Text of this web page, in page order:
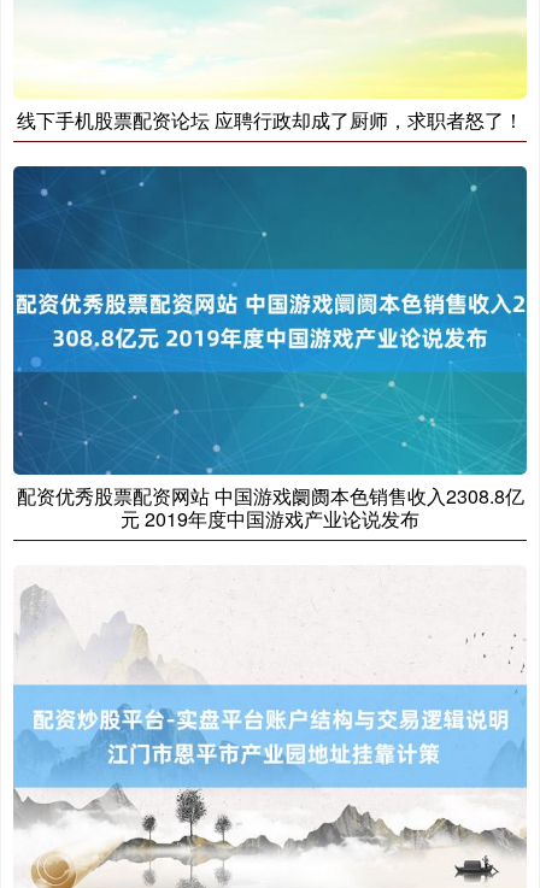
线下手机股票配资论坛 应聘行政却成了厨师，求职者怒了！
配资优秀股票配资网站 中国游戏阛阓本色销售收入2308.8亿
元 2019年度中国游戏产业论说发布